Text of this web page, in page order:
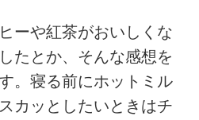
ーや紅茶がおいしくな
たとか、そんな感想を
。寝る前にホットミル
カッとしたいときはチ